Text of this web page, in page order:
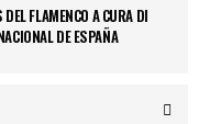
FLAMENCO A CURA DI
DE ESPAÑA